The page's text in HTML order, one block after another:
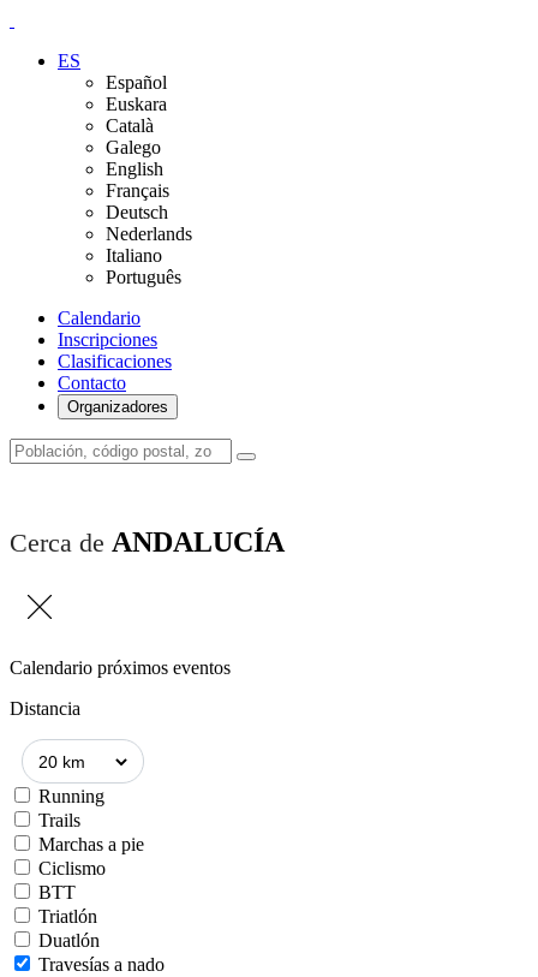
ES
Español
Euskara
Català
Galego
English
Français
Deutsch
Nederlands
Italiano
Português
Calendario
Inscripciones
Clasificaciones
Contacto
Organizadores
Cerca de ANDALUCÍA
Calendario próximos eventos
Distancia
Running
Trails
Marchas a pie
Ciclismo
BTT
Triatlón
Duatlón
Travesías a nado